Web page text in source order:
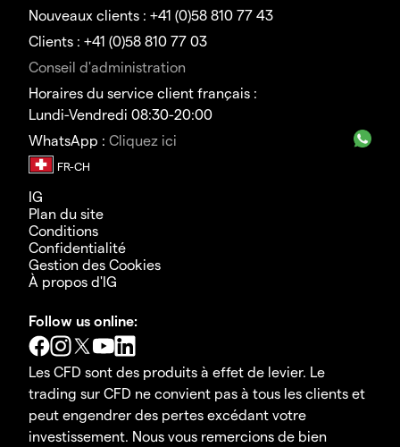
Nouveaux clients : +41 (0)58 810 77 43
Clients : +41 (0)58 810 77 03
Conseil d'administration
Horaires du service client français :
Lundi-Vendredi 08:30-20:00
WhatsApp : Cliquez ici
IG
Plan du site
Conditions
Confidentialité
Gestion des Cookies
À propos d'IG
Follow us online:
Les CFD sont des produits à effet de levier. Le
trading sur CFD ne convient pas à tous les clients et
peut engendrer des pertes excédant votre
investissement. Nous vous remercions de bien